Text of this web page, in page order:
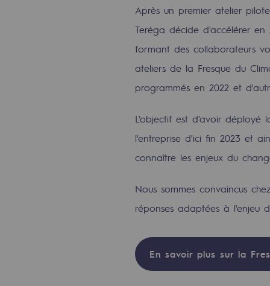
Publications institutionnelles
Où nous trouver
Les énergies d'avenir
Les énergies d'avenir
Gaz renouvelables et procédés
Gaz renouvelables et
Pyrogazéification et
Après un premier atelier
Teréga décide d'accélérer
formant des collaborateurs
ateliers de la Fresque du
programmés en 2022 et
L'objectif est d'avoir déployé
l'entreprise d'ici fin 2023 et
connaître les enjeux du
Nous sommes convaincus
réponses adaptées à l'enjeu
En savoir plus sur la